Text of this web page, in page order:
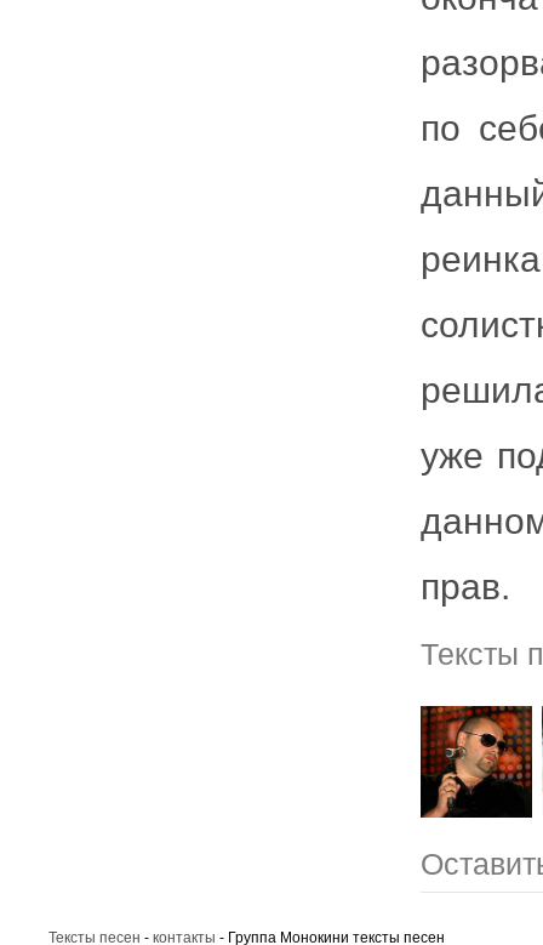
по
уже
прав.
Тексты
Тексты песен - контакты - Группа Монокини тексты песен